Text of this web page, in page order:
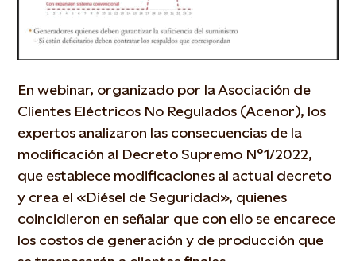
En webinar, organizado por la Asociación de
Clientes Eléctricos No Regulados (Acenor), los
expertos analizaron las consecuencias de la
modificación al Decreto Supremo N°1/2022,
que establece modificaciones al actual decreto
y crea el «Diésel de Seguridad», quienes
coincidieron en señalar que con ello se encarece
los costos de generación y de producción que